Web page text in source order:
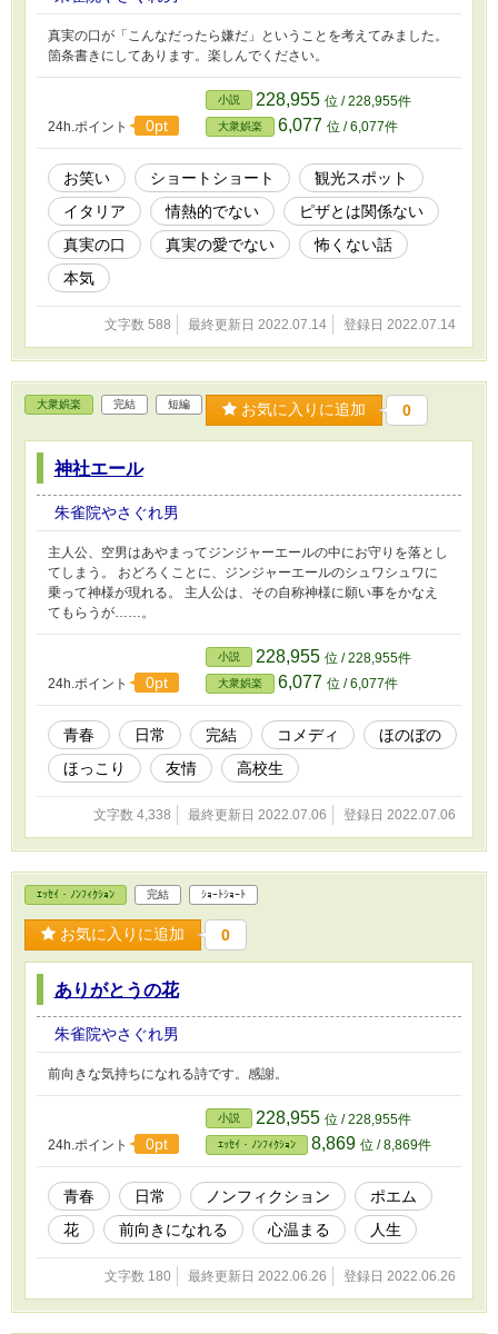
真実の口が「こんなだったら嫌だ」ということを考えてみました。
箇条書きにしてあります。楽しんでください。
24h.ポイント 0pt
小説 228,955 位 / 228,955件
大衆娯楽 6,077 位 / 6,077件
お笑い ショートショート
観光スポット
イタリア
情熱的でない
ピザとは関係ない
真実の口
真実の愛でない
怖くない話
本気
文字数 588 最終更新日 2022.07.14 登録日 2022.07.14
大衆娯楽 完結 短編 お気に入りに追加 0
神社エール
朱雀院やさぐれ男
主人公、空男はあやまってジンジャーエールの中にお守りを落とし
てしまう。 おどろくことに、ジンジャーエールのシュワシュワに
乗って神様が現れる。 主人公は、その自称神様に願い事をかなえ
てもらうが……。
24h.ポイント 0pt
小説 228,955 位 / 228,955件
大衆娯楽 6,077 位 / 6,077件
青春 日常 完結 コメディ
ほのぼの
ほっこり
友情 高校生
文字数 4,338 最終更新日 2022.07.06 登録日 2022.07.06
ｴｯｾｲ・ﾉﾝﾌｨｸｼｮﾝ 完結 ｼｮｰﾄｼｮｰﾄ
お気に入りに追加 0
ありがとうの花
朱雀院やさぐれ男
前向きな気持ちになれる詩です。感謝。
24h.ポイント 0pt
小説 228,955 位 / 228,955件
ｴｯｾｲ・ﾉﾝﾌｨｸｼｮﾝ 8,869 位 / 8,869件
青春 日常 ノンフィクション
ポエム
花
前向きになれる 心温まる 人生
文字数 180 最終更新日 2022.06.26 登録日 2022.06.26